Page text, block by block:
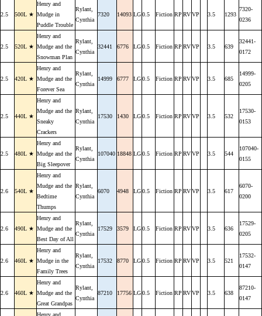
2.5 500L ★
Henry and
Mudge in
Puddle Trouble
Rylant,
Cynthia
7320 14093 LG0.5 Fiction RP RVVP 3.5 1293
7320-
0236
2.5 520L ★
Henry and
Mudge and the
Snowman Plan
Rylant,
Cynthia
32441 6776 LG0.5 Fiction RP RVVP 3.5 639
32441-
0172
2.5 420L ★
Henry and
Mudge and the
Forever Sea
Rylant,
Cynthia
14999 6777 LG0.5 Fiction RP RVVP 3.5 685
14999-
0205
2.5 440L ★
Henry and
Mudge and the
Sneaky
Crackers
Rylant,
Cynthia
17530 1430 LG0.5 Fiction RP RVVP 3.5 532
17530-
0153
2.5 480L ★
Henry and
Mudge and the
Big Sleepover
Rylant,
Cynthia
107040 18848 LG0.5 Fiction RP RVVP 3.5 544
107040-
0155
2.6 540L ★
Henry and
Mudge and the
Bedtime
Thumps
Rylant,
Cynthia
6070 4948 LG0.5 Fiction RP RVVP 3.5 617
6070-
0200
2.6 490L ★
Henry and
Mudge and the
Best Day of All
Rylant,
Cynthia
17529 3579 LG0.5 Fiction RP RVVP 3.5 636
17529-
0205
2.6 460L ★
Henry and
Mudge in the
Family Trees
Rylant,
Cynthia
17532 8770 LG0.5 Fiction RP RVVP 3.5 521
17532-
0147
2.6 460L ★
Henry and
Mudge and the
Great Grandpas
Rylant,
Cynthia
87210 17756 LG0.5 Fiction RP RVVP 3.5 638
87210-
0147
Henry and